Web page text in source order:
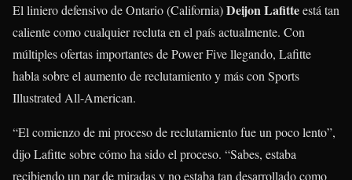
El liniero defensivo de Ontario (California)Deijon Lafitteestá tan
caliente como cualquier recluta en el país actualmente. Con
múltiples ofertas importantes de Power Five llegando, Lafitte
habla sobre el aumento de reclutamiento y más con Sports
Illustrated All-American.
“El comienzo de mi proceso de reclutamiento fue un poco lento”,
dijo Lafitte sobre cómo ha sido el proceso. “Sabes, estaba
recibiendo un par de miradas y no estaba tan desarrollado como